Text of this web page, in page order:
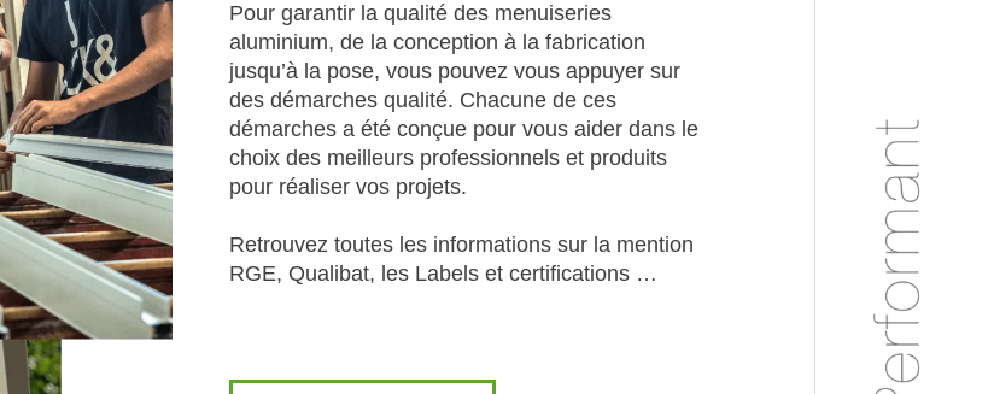
Pour garantir la qualité des menuiseries
aluminium, de la conception à la fabrication
jusqu’à la pose, vous pouvez vous appuyer sur
des démarches qualité. Chacune de ces
démarches a été conçue pour vous aider dans le
choix des meilleurs professionnels et produits
pour réaliser vos projets.
Retrouvez toutes les informations sur la mention
RGE, Qualibat, les Labels et certifications …